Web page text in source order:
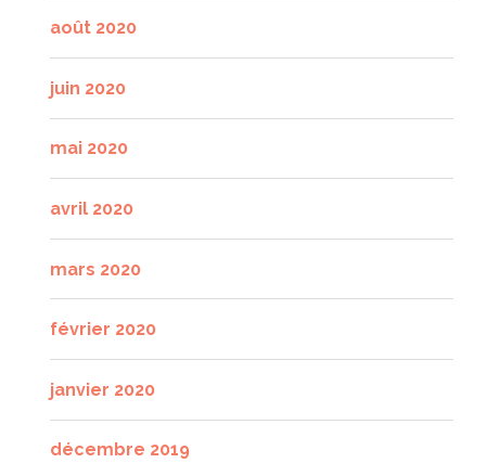
août 2020
juin 2020
mai 2020
avril 2020
mars 2020
février 2020
janvier 2020
décembre 2019